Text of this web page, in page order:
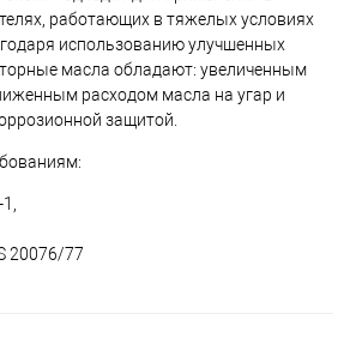
работающих в тяжелых условиях
использованию улучшенных
масла обладают: увеличенным
расходом масла на угар и
защитой.
20076/77